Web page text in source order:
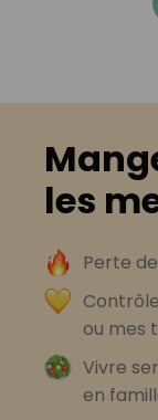
les
Perte
ou mes
Vivre
en